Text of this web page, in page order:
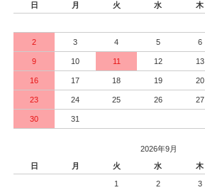
日
月 火 水 木
2 3 4 5 6
9 10 11 12 13
16 17 18 19 20
23 24 25 26 27
30 31
2026年9月
日
月 火 水 木
1 2 3